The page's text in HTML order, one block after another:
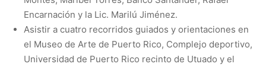
Encarnación y la Lic. Marilú Jiménez.
Asistir a cuatro recorridos guiados y orientaciones en
el Museo de Arte de Puerto Rico, Complejo deportivo,
Universidad de Puerto Rico recinto de Utuado y el